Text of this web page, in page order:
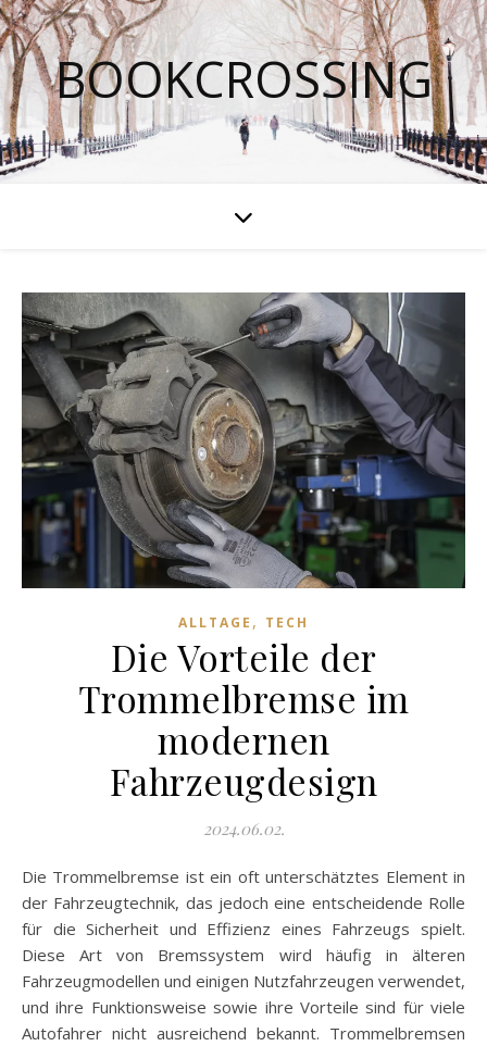
BOOKCROSSING
ALLTAGE , TECH
Die Vorteile der
Trommelbremse im
modernen
Fahrzeugdesign
2024.06.02.
Die Trommelbremse ist ein oft unterschätztes Element in
der Fahrzeugtechnik, das jedoch eine entscheidende Rolle
für die Sicherheit und Effizienz eines Fahrzeugs spielt.
Diese Art von Bremssystem wird häufig in älteren
Fahrzeugmodellen und einigen Nutzfahrzeugen verwendet,
und ihre Funktionsweise sowie ihre Vorteile sind für viele
Autofahrer nicht ausreichend bekannt. Trommelbremsen